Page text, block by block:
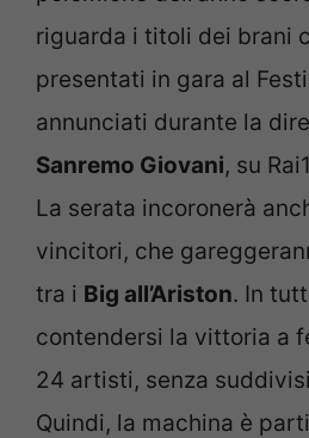
riguarda i titoli dei brani
presentati in gara al
annunciati durante la
Sanremo Giovani, su
La serata incoronerà
vincitori, che
tra i Big all’Ariston. In
contendersi la vittoria a
24 artisti, senza
Quindi, la machina è